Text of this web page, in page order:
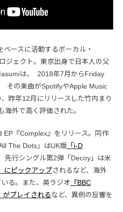
ースに活動するボーカル・
ジェクト。東京出身で日本人の父
は、 2018年7月からFriday
その楽曲がSpotifyやApple Music
昨年12月にリリースした竹内まり
外で高く評価された。
『Complex』をリリース。同作
The Dots」はUK版 「i-D
先行シングル第2弾「Decoy」は米
にピックアップされるなど、海外
る。また、英ラジオ 『BBC
がプレイされるなど、異例の反響を